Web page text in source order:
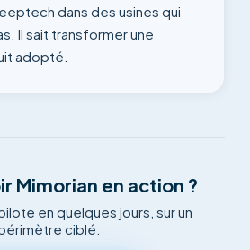
dans des usines qui
Il sait transformer une
adopté.
Mimorian en action ?
en quelques jours, sur un
ciblé.